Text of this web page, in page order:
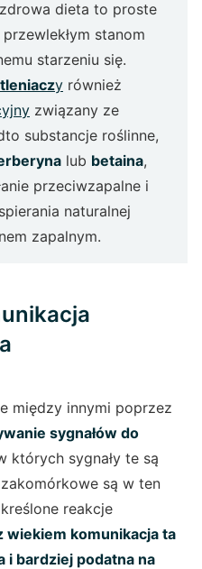
dieta to proste
stanom
starzeniu się.
y również
związany ze
substancje roślinne,
lub betaina,
przeciwzapalne i
naturalnej
zapalnym.
między innymi poprzez
sygnałów do
których sygnały te są
są w ten
reakcje
wiekiem komunikacja ta
i bardziej podatna na